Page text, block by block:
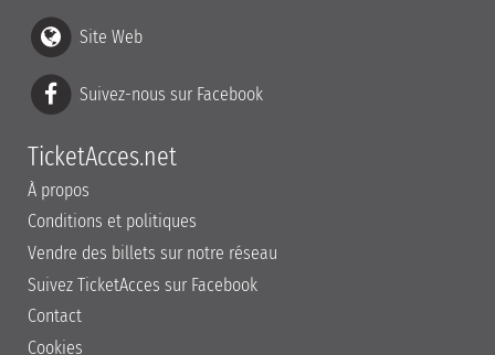
Site Web
Suivez-nous sur Facebook
TicketAcces.net
À propos
Conditions et politiques
Vendre des billets sur notre réseau
Suivez TicketAcces sur Facebook
Contact
Cookies